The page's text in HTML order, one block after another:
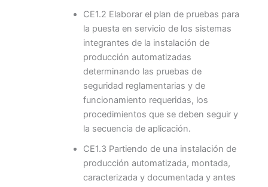
CE1.2 Elaborar el plan de pruebas para
la puesta en servicio de los sistemas
integrantes de la instalación de
producción automatizadas
determinando las pruebas de
seguridad reglamentarias y de
funcionamiento requeridas, los
procedimientos que se deben seguir y
la secuencia de aplicación.
CE1.3 Partiendo de una instalación de
producción automatizada, montada,
caracterizada y documentada y antes